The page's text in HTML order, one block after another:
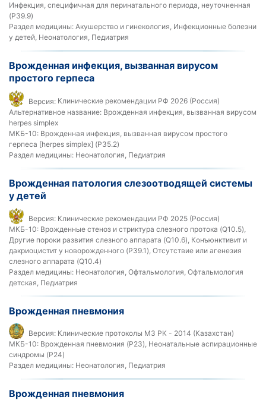
Инфекция, специфичная для перинатального периода, неуточненная
(P39.9)
Раздел медицины: Акушерство и гинекология, Инфекционные болезни
у детей, Неонатология, Педиатрия
Врожденная инфекция, вызванная вирусом
простого герпеса
Версия: Клинические рекомендации РФ 2026 (Россия)
Альтернативное название: Врожденная инфекция, вызванная вирусом
herpes simplex
МКБ-10: Врожденная инфекция, вызванная вирусом простого
герпеса [herpes simplex] (P35.2)
Раздел медицины: Неонатология, Педиатрия
Врожденная патология слезоотводящей системы
у детей
Версия: Клинические рекомендации РФ 2025 (Россия)
МКБ-10: Врожденные стеноз и стриктура слезного протока (Q10.5),
Другие пороки развития слезного аппарата (Q10.6), Конъюнктивит и
дакриоцистит у новорожденного (P39.1), Отсутствие или агенезия
слезного аппарата (Q10.4)
Раздел медицины: Неонатология, Офтальмология, Офтальмология
детская, Педиатрия
Врожденная пневмония
Версия: Клинические протоколы МЗ РК - 2014 (Казахстан)
МКБ-10: Врожденная пневмония (P23), Неонатальные аспирационные
синдромы (P24)
Раздел медицины: Неонатология, Педиатрия
Врожденная пневмония